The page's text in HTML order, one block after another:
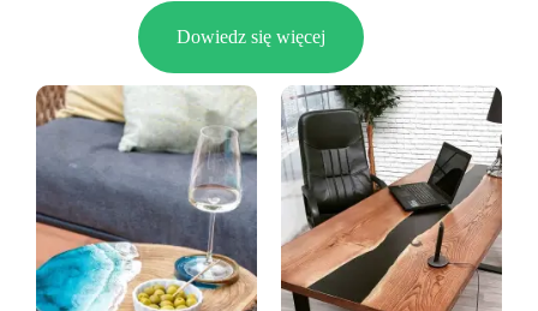
Dowiedz się więcej